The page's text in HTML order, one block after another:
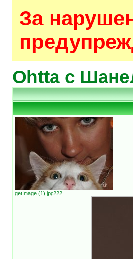
За
Ohtta c
getImage (1).jpg222